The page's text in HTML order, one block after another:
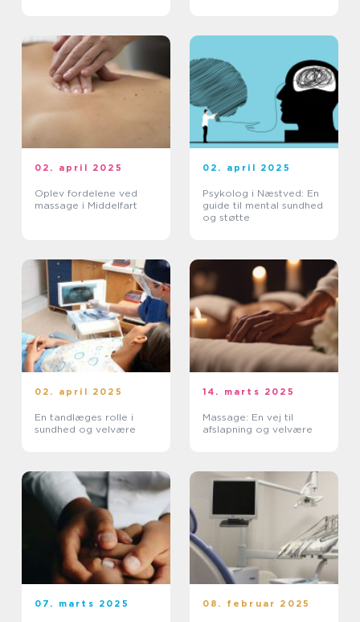
02. april 2025
Oplev fordelene ved
massage i Middelfart
02. april 2025
Psykolog i Næstved: En
guide til mental sundhed
og støtte
02. april 2025
En tandlæges rolle i
sundhed og velvære
14. marts 2025
Massage: En vej til
afslapning og velvære
07. marts 2025 08. februar 2025